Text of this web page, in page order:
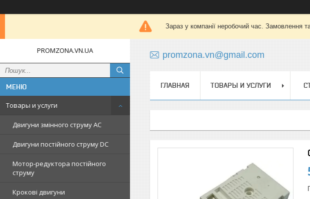
Зараз у компанії неробочий час. Замовлення
PROMZONA.VN.UA
Товары и услуги
Двигуни змінного струму AC
Двигуни постійного струму DC
Мотор-редуктора постійного
струму
Крокові двигуни
promzona.vn@gmail.com
ГЛАВНАЯ ТОВАРЫ И УСЛУГИ